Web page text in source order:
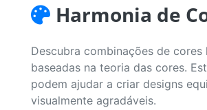
Harmonia de
Descubra combinações de cores
baseadas na teoria das cores.
podem ajudar a criar designs
visualmente agradáveis.